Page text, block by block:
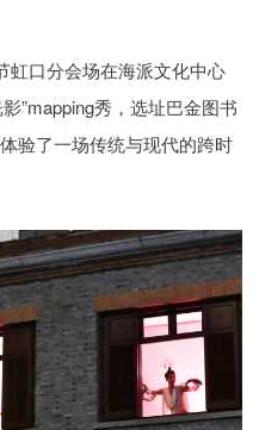
虹口分会场在海派文化中心
”mapping秀，选址巴金图书
验了一场传统与现代的跨时